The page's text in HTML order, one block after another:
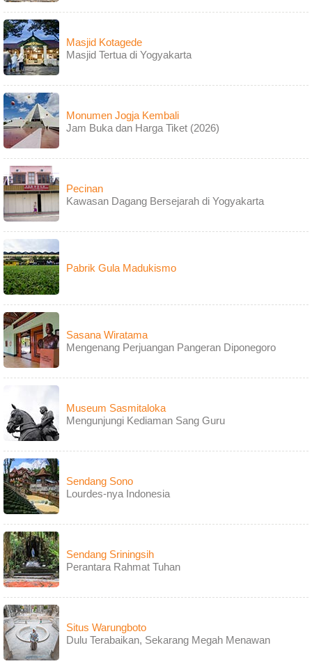
Masjid Kotagede
Masjid Tertua di Yogyakarta
Monumen Jogja Kembali
Jam Buka dan Harga Tiket (2026)
Pecinan
Kawasan Dagang Bersejarah di Yogyakarta
Pabrik Gula Madukismo
Sasana Wiratama
Mengenang Perjuangan Pangeran Diponegoro
Museum Sasmitaloka
Mengunjungi Kediaman Sang Guru
Sendang Sono
Lourdes-nya Indonesia
Sendang Sriningsih
Perantara Rahmat Tuhan
Situs Warungboto
Dulu Terabaikan, Sekarang Megah Menawan